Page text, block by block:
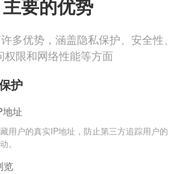
主要的优势
多优势，涵盖隐私保护、安全性、
权限和网络性能等方面
护
地址
用户的真实IP地址，防止第三方追踪用户的
。
览